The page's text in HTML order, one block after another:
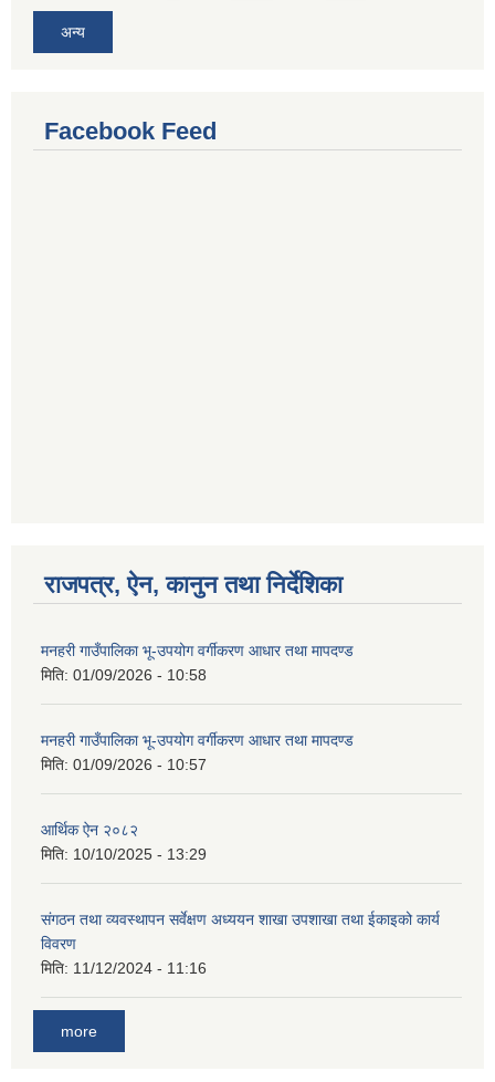
अन्य
Facebook Feed
राजपत्र, ऐन, कानुन तथा निर्देशिका
मनहरी गाउँपालिका भू-उपयोग वर्गीकरण आधार तथा मापदण्ड
मिति: 01/09/2026 - 10:58
मनहरी गाउँपालिका भू-उपयोग वर्गीकरण आधार तथा मापदण्ड
मिति: 01/09/2026 - 10:57
आर्थिक ऐन २०८२
मिति: 10/10/2025 - 13:29
संगठन तथा व्यवस्थापन सर्वेक्षण अध्ययन शाखा उपशाखा तथा ईकाइको कार्य
विवरण
मिति: 11/12/2024 - 11:16
more